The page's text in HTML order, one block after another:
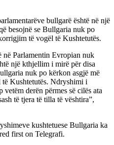
bullgarë është në një
besojnë se Bullgaria nuk po
të vogël të Kushtetutës.
në Parlamentin Evropian nuk
një kthjellim i mirë për disa
nuk po kërkon asgjë më
Kushtetutës. Ndryshimi i
derën përmes së cilës ata
të tjera të tilla të vështira”,
kushtetuese Bullgaria ka
first on Telegrafi.